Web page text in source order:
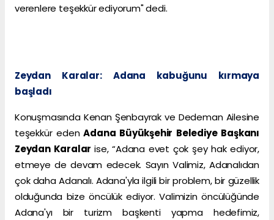
verenlere teşekkür ediyorum" dedi.
Zeydan Karalar: Adana kabuğunu kırmaya
başladı
Konuşmasında Kenan Şenbayrak ve Dedeman Ailesine
teşekkür edenAdana Büyükşehir Belediye Başkanı
Zeydan Karalarise, “Adana evet çok şey hak ediyor,
etmeye de devam edecek. Sayın Valimiz, Adanalıdan
çok daha Adanalı. Adana'yla ilgili bir problem, bir güzellik
olduğunda bize öncülük ediyor. Valimizin öncülüğünde
Adana'yı bir turizm başkenti yapma hedefimiz,